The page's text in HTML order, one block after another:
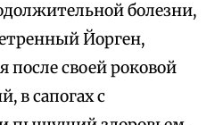
болезни,
Йорген,
после своей роковой
в сапогах с